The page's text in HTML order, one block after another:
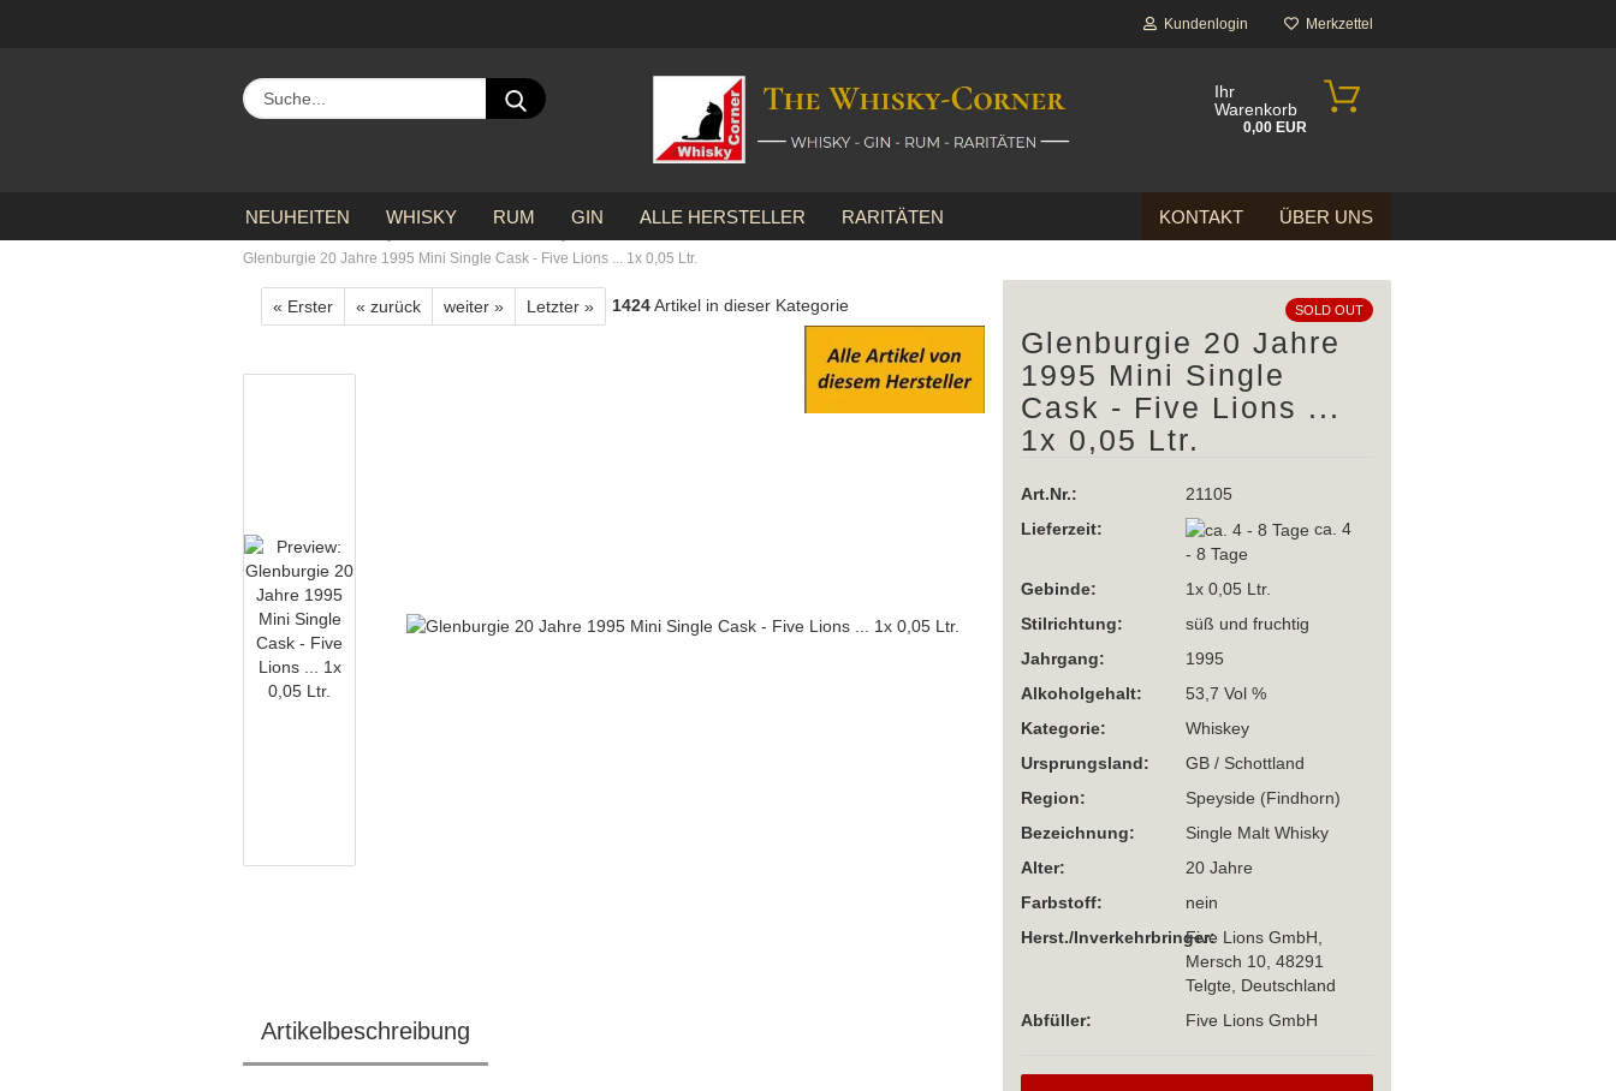
Kundenlogin
Passwort
Konto erstellen
Passwort vergessen?
Merkzettel
Suche...
Ihr
Warenkorb
0,00 EUR
NEUHEITEN WHISKY RUM GIN ALLE HERSTELLER RARITÄTEN KONTAKT ÜBER UNS
Glenburgie 20 Jahre 1995 Mini Single Cask - Five Lions ... 1x 0,05 Ltr.
« Erster « zurück weiter » Letzter » 1424Artikel in dieser Kategorie SOLD OUT
Glenburgie 20 Jahre
1995 Mini Single
Cask - Five Lions ...
1x 0,05 Ltr.
Art.Nr.:
21105
Lieferzeit:
ca. 4
- 8 Tage
Gebinde:
1x 0,05 Ltr.
Stilrichtung:
süß und fruchtig
Jahrgang:
1995
Alkoholgehalt:
53,7 Vol %
Kategorie:
Whiskey
Ursprungsland:
GB / Schottland
Region:
Speyside (Findhorn)
Bezeichnung:
Single Malt Whisky
Alter:
20 Jahre
Farbstoff:
nein
Herst./Inverkehrbringer:Five Lions GmbH,
Mersch 10, 48291
Telgte, Deutschland
Abfüller:
Five Lions GmbH
Artikelbeschreibung